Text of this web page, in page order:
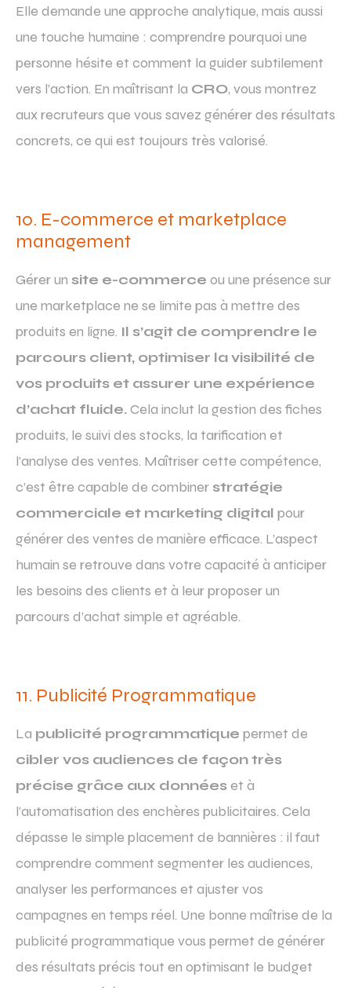
Elle demande une approche analytique, mais aussi
une touche humaine : comprendre pourquoi une
personne hésite et comment la guider subtilement
vers l’action. En maîtrisant la CRO, vous montrez
aux recruteurs que vous savez générer des résultats
concrets, ce qui est toujours très valorisé.
10. E-commerce et marketplace
management
Gérer un site e-commerce ou une présence sur
une marketplace ne se limite pas à mettre des
produits en ligne. Il s’agit de comprendre le
parcours client, optimiser la visibilité de
vos produits et assurer une expérience
d’achat fluide.Cela inclut la gestion des fiches
produits, le suivi des stocks, la tarification et
l’analyse des ventes. Maîtriser cette compétence,
c’est être capable de combiner stratégie
commerciale et marketing digital pour
générer des ventes de manière efficace. L’aspect
humain se retrouve dans votre capacité à anticiper
les besoins des clients et à leur proposer un
parcours d’achat simple et agréable.
11. Publicité Programmatique
La publicité programmatique permet de
cibler vos audiences de façon très
précise grâce aux donnéeset à
l’automatisation des enchères publicitaires. Cela
dépasse le simple placement de bannières : il faut
comprendre comment segmenter les audiences,
analyser les performances et ajuster vos
campagnes en temps réel. Une bonne maîtrise de la
publicité programmatique vous permet de générer
des résultats précis tout en optimisant le budget